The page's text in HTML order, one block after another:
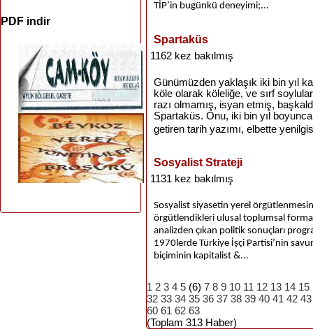
PDF indir
TİP’in bugünkü deneyimi;...
Spartaküs
1162 kez bakılmış
Günümüzden yaklaşık iki bin yıl
köle olarak köleliğe, ve sırf
razı olmamış, isyan etmiş,
Spartaküs. Onu, iki bin yıl
getiren tarih yazımı, elbette
Sosyalist Strateji
1131 kez bakılmış
Sosyalist siyasetin yerel
örgütlendikleri ulusal toplumsal
analizden çıkan politik sonuçları
1970lerde Türkiye İşçi Partisi’nin
biçiminin kapitalist &...
1 2 3 4 5 (6) 7 8 9 10 11 12 13 14 15
32 33 34 35 36 37 38 39 40 41 42 43
60 61 62 63
(Toplam 313 Haber)